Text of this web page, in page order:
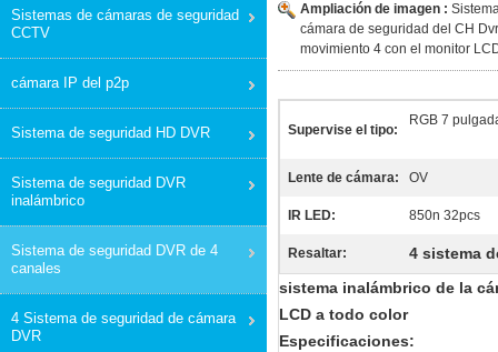
Sistemas de cámaras de seguridad
CCTV
cámara IP del p2p
Sistema de seguridad HD DVR
Sistema de seguridad DVR
inalámbrico
Sistema de seguridad DVR de 4
canales
4 Sistema de seguridad de cámara
DVR
Ampliación de imagen :
cámara de seguridad del CH
movimiento 4 con el monitor
Supervise el tipo:
RGB 7
Lente de cámara: OV
IR LED: 850n 32pcs
Resaltar:
4 sistema
sistema inalámbrico de la
LCD a todo color
Especificaciones: